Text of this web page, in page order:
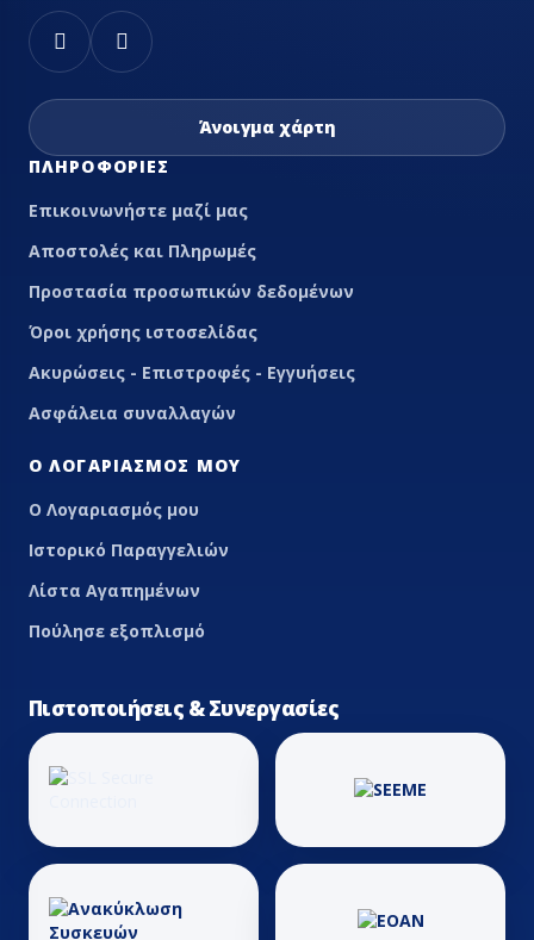
Άνοιγμα χάρτη
ΠΛΗΡΟΦΟΡΊΕΣ
Επικοινωνήστε μαζί μας
Αποστολές και Πληρωμές
Προστασία προσωπικών δεδομένων
Όροι χρήσης ιστοσελίδας
Ακυρώσεις - Επιστροφές - Εγγυήσεις
Ασφάλεια συναλλαγών
Ο ΛΟΓΑΡΙΑΣΜΌΣ ΜΟΥ
Ο Λογαριασμός μου
Ιστορικό Παραγγελιών
Λίστα Αγαπημένων
Πούλησε εξοπλισμό
Πιστοποιήσεις & Συνεργασίες